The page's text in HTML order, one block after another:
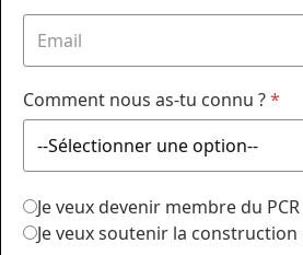
Comment nous as-tu connu ?*
Je veux devenir membre du PCR
Je veux soutenir la construction